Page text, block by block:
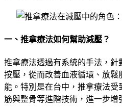
一、推拿療法如何幫助減壓？
推拿療法透過有系統的手法，
按壓，從而改善血液循環、放
能。特別是在台中，推拿療法
筋與整骨等進階技術，進一步增